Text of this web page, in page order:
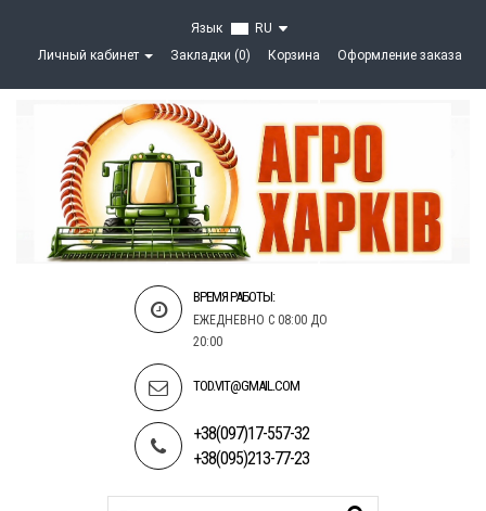
Язык
RU
Личный кабинет
Закладки (0) Корзина Оформление заказа
ВРЕМЯ РАБОТЫ:
ЕЖЕДНЕВНО С 08:00 ДО
20:00
TOD.VIT@GMAIL.COM
+38(097)17-557-32
+38(095)213-77-23